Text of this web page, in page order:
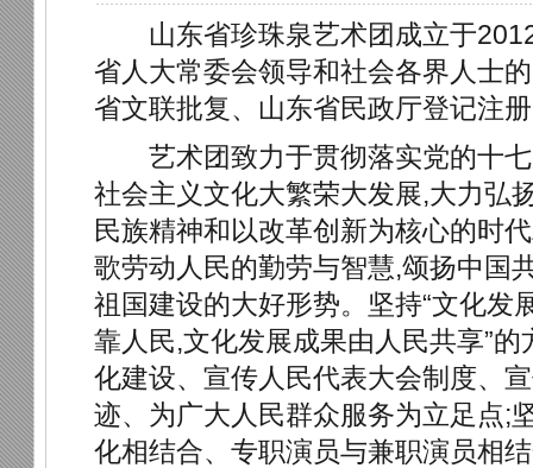
山东省珍珠泉艺术团成立于
省人大常委会领导和社会各界人士
省文联批复、山东省民政厅登记注
艺术团致力于贯彻落实党的十七
社会主义文化大繁荣大发展,大力弘
民族精神和以改革创新为核心的时
歌劳动人民的勤劳与智慧,颂扬中国
祖国建设的大好形势。坚持“文化发
靠人民,文化发展成果由人民共享”
化建设、宣传人民代表大会制度、
迹、为广大人民群众服务为立足点;
化相结合、专职演员与兼职演员相